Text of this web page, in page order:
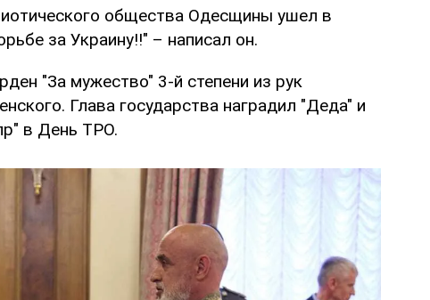
общества Одесщины ушел в
за Украину!!" – написал он.
"За мужество" 3-й степени из рук
Глава государства наградил "Деда" и
в День ТРО.